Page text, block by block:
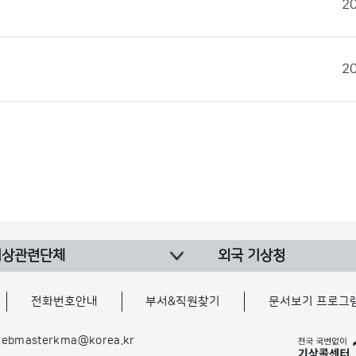
관련단체 외국 기상청
전화번호안내 부서&직원찾기 문서보기 프로그